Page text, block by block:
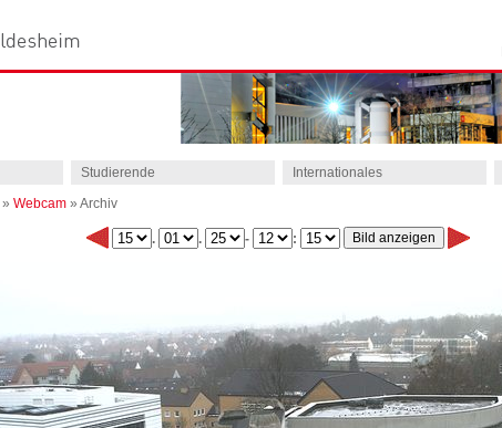
Studierende Internationales
» Webcam » Archiv
. . - :